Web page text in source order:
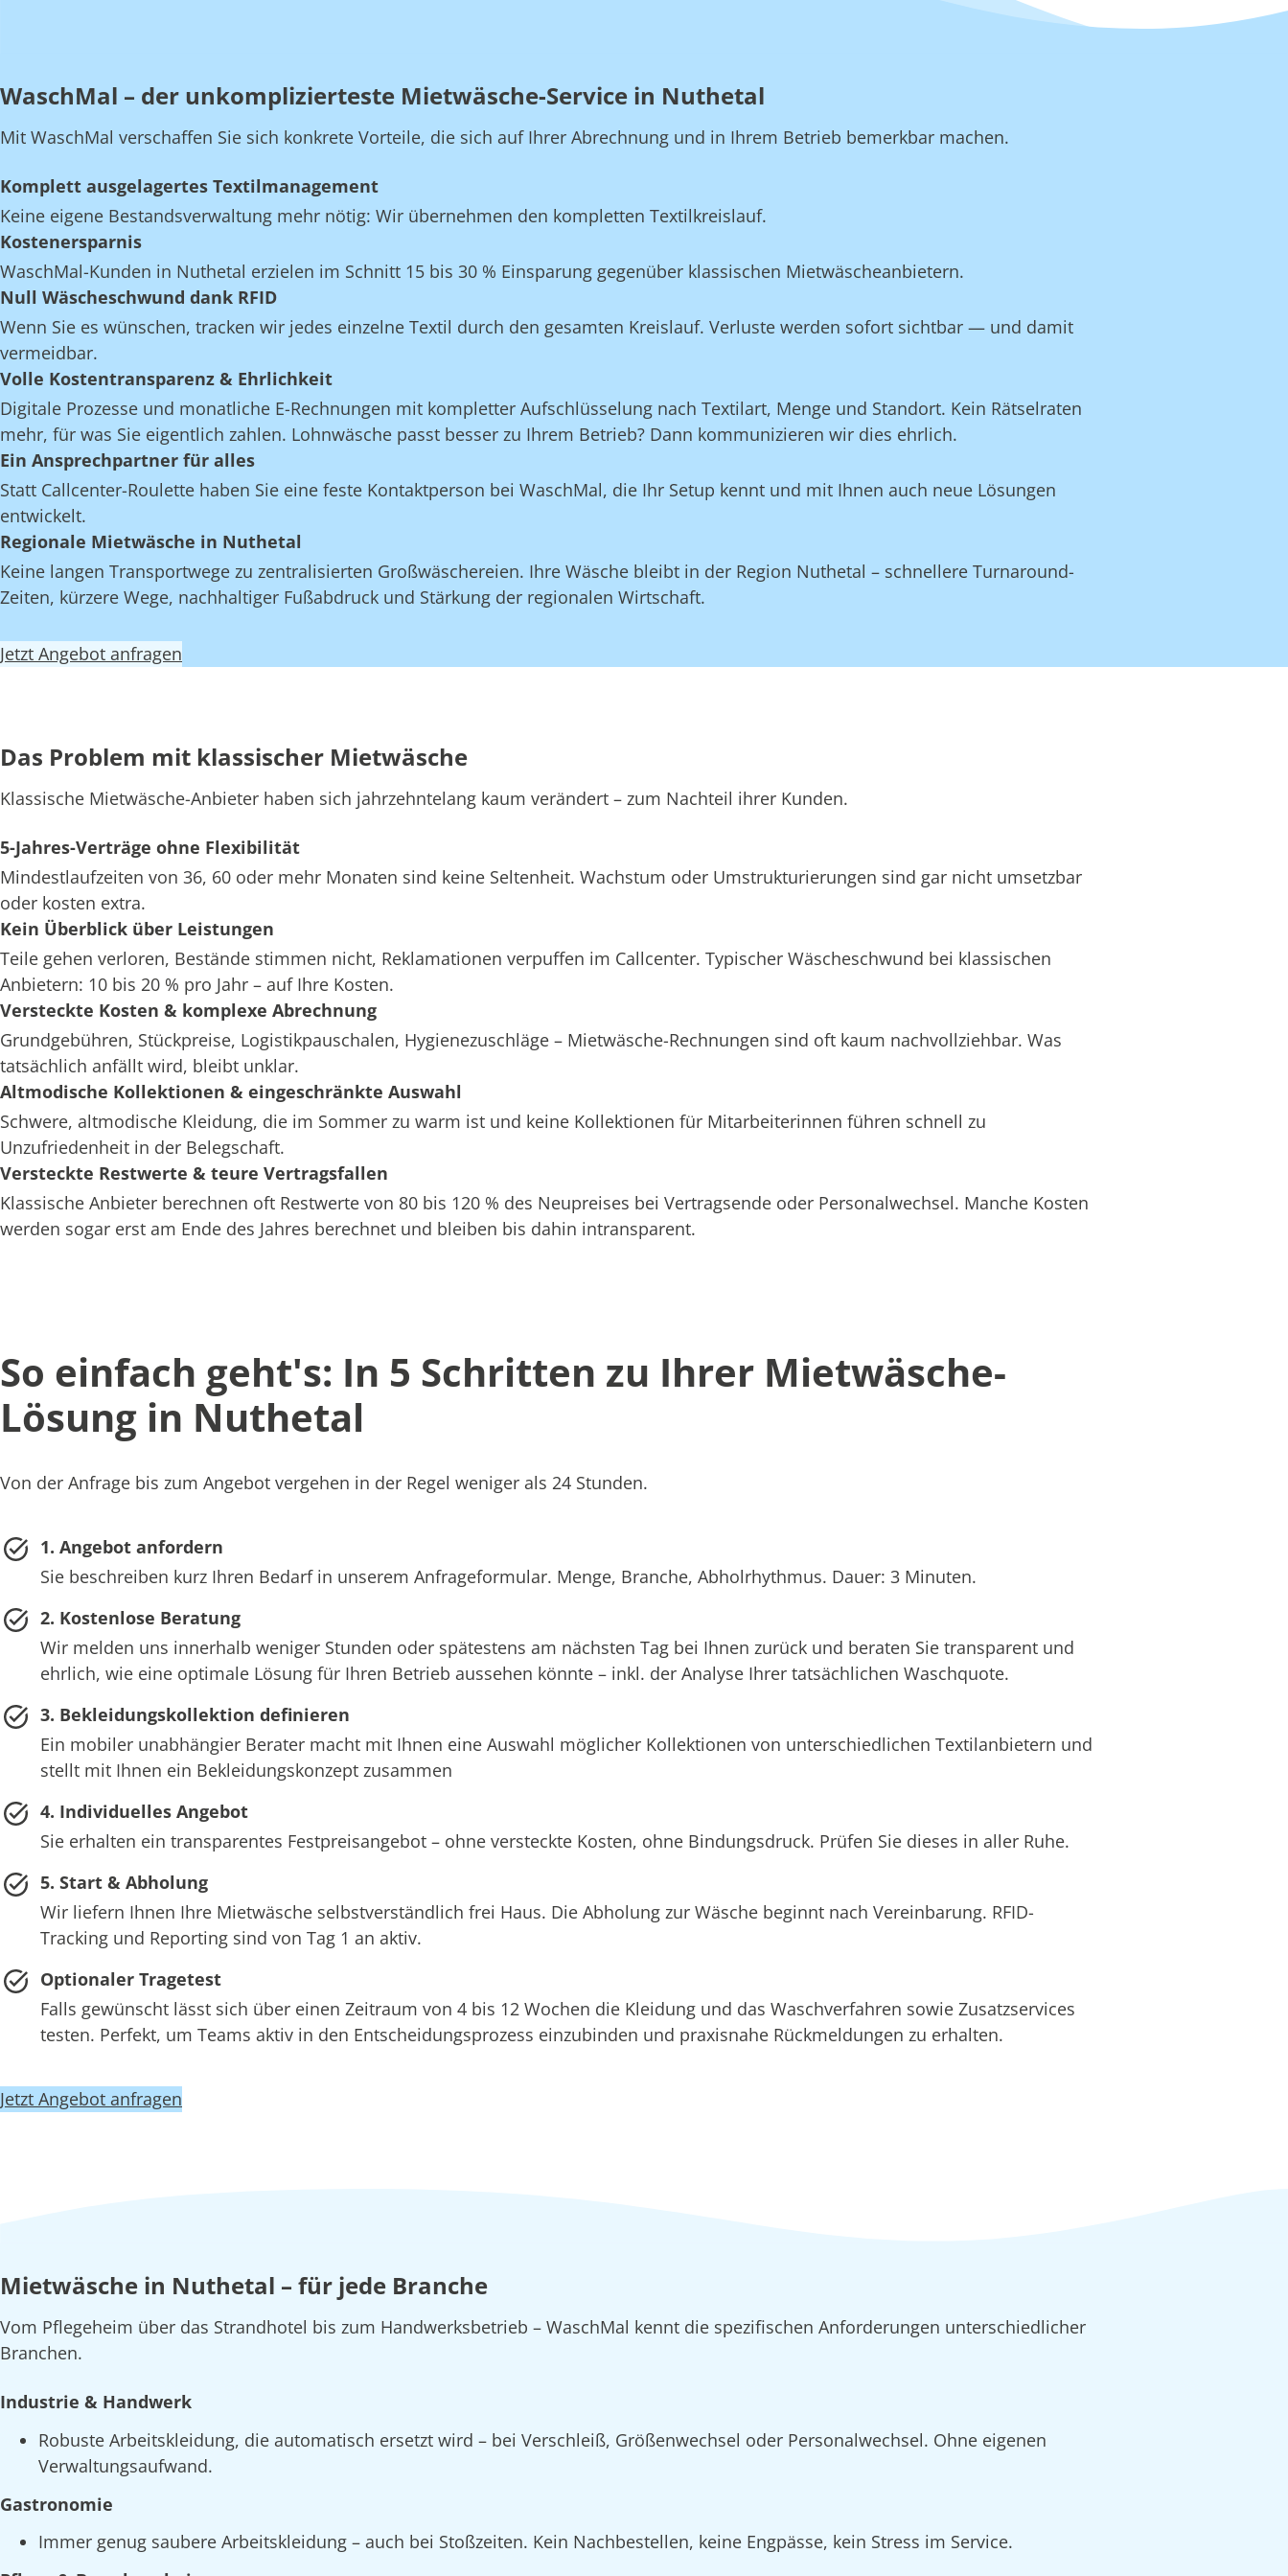
WaschMal – der unkomplizierteste Mietwäsche-Service in Nuthetal
Mit WaschMal verschaffen Sie sich konkrete Vorteile, die sich auf Ihrer Abrechnung und in Ihrem Betrieb bemerkbar machen.
Komplett ausgelagertes Textilmanagement
Keine eigene Bestandsverwaltung mehr nötig: Wir übernehmen den kompletten Textilkreislauf.
Kostenersparnis
WaschMal-Kunden in Nuthetal erzielen im Schnitt 15 bis 30 % Einsparung gegenüber klassischen Mietwäscheanbietern.
Null Wäscheschwund dank RFID
Wenn Sie es wünschen, tracken wir jedes einzelne Textil durch den gesamten Kreislauf. Verluste werden sofort sichtbar — und damit
vermeidbar.
Volle Kostentransparenz & Ehrlichkeit
Digitale Prozesse und monatliche E-Rechnungen mit kompletter Aufschlüsselung nach Textilart, Menge und Standort. Kein Rätselraten
mehr, für was Sie eigentlich zahlen. Lohnwäsche passt besser zu Ihrem Betrieb? Dann kommunizieren wir dies ehrlich.
Ein Ansprechpartner für alles
Statt Callcenter-Roulette haben Sie eine feste Kontaktperson bei WaschMal, die Ihr Setup kennt und mit Ihnen auch neue Lösungen
entwickelt.
Regionale Mietwäsche in Nuthetal
Keine langen Transportwege zu zentralisierten Großwäschereien. Ihre Wäsche bleibt in der Region Nuthetal – schnellere Turnaround-
Zeiten, kürzere Wege, nachhaltiger Fußabdruck und Stärkung der regionalen Wirtschaft.
Jetzt Angebot anfragen
Das Problem mit klassischer Mietwäsche
Klassische Mietwäsche-Anbieter haben sich jahrzehntelang kaum verändert – zum Nachteil ihrer Kunden.
5-Jahres-Verträge ohne Flexibilität
Mindestlaufzeiten von 36, 60 oder mehr Monaten sind keine Seltenheit. Wachstum oder Umstrukturierungen sind gar nicht umsetzbar
oder kosten extra.
Kein Überblick über Leistungen
Teile gehen verloren, Bestände stimmen nicht, Reklamationen verpuffen im Callcenter. Typischer Wäscheschwund bei klassischen
Anbietern: 10 bis 20 % pro Jahr – auf Ihre Kosten.
Versteckte Kosten & komplexe Abrechnung
Grundgebühren, Stückpreise, Logistikpauschalen, Hygienezuschläge – Mietwäsche-Rechnungen sind oft kaum nachvollziehbar. Was
tatsächlich anfällt wird, bleibt unklar.
Altmodische Kollektionen & eingeschränkte Auswahl
Schwere, altmodische Kleidung, die im Sommer zu warm ist und keine Kollektionen für Mitarbeiterinnen führen schnell zu
Unzufriedenheit in der Belegschaft.
Versteckte Restwerte & teure Vertragsfallen
Klassische Anbieter berechnen oft Restwerte von 80 bis 120 % des Neupreises bei Vertragsende oder Personalwechsel. Manche Kosten
werden sogar erst am Ende des Jahres berechnet und bleiben bis dahin intransparent.
So einfach geht's: In 5 Schritten zu Ihrer Mietwäsche-
Lösung in Nuthetal
Von der Anfrage bis zum Angebot vergehen in der Regel weniger als 24 Stunden.
1. Angebot anfordern
Sie beschreiben kurz Ihren Bedarf in unserem Anfrageformular. Menge, Branche, Abholrhythmus. Dauer: 3 Minuten.
2. Kostenlose Beratung
Wir melden uns innerhalb weniger Stunden oder spätestens am nächsten Tag bei Ihnen zurück und beraten Sie transparent und
ehrlich, wie eine optimale Lösung für Ihren Betrieb aussehen könnte – inkl. der Analyse Ihrer tatsächlichen Waschquote.
3. Bekleidungskollektion definieren
Ein mobiler unabhängier Berater macht mit Ihnen eine Auswahl möglicher Kollektionen von unterschiedlichen Textilanbietern und
stellt mit Ihnen ein Bekleidungskonzept zusammen
4. Individuelles Angebot
Sie erhalten ein transparentes Festpreisangebot – ohne versteckte Kosten, ohne Bindungsdruck. Prüfen Sie dieses in aller Ruhe.
5. Start & Abholung
Wir liefern Ihnen Ihre Mietwäsche selbstverständlich frei Haus. Die Abholung zur Wäsche beginnt nach Vereinbarung. RFID-
Tracking und Reporting sind von Tag 1 an aktiv.
Optionaler Tragetest
Falls gewünscht lässt sich über einen Zeitraum von 4 bis 12 Wochen die Kleidung und das Waschverfahren sowie Zusatzservices
testen. Perfekt, um Teams aktiv in den Entscheidungsprozess einzubinden und praxisnahe Rückmeldungen zu erhalten.
Jetzt Angebot anfragen
Mietwäsche in Nuthetal – für jede Branche
Vom Pflegeheim über das Strandhotel bis zum Handwerksbetrieb – WaschMal kennt die spezifischen Anforderungen unterschiedlicher
Branchen.
Industrie & Handwerk
Robuste Arbeitskleidung, die automatisch ersetzt wird – bei Verschleiß, Größenwechsel oder Personalwechsel. Ohne eigenen
Verwaltungsaufwand.
Gastronomie
Immer genug saubere Arbeitskleidung – auch bei Stoßzeiten. Kein Nachbestellen, keine Engpässe, kein Stress im Service.